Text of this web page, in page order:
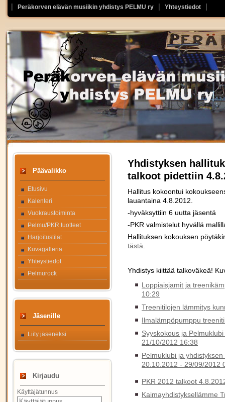
Peräkorven elävän musiikin yhdistys PELMU ry Yhteystiedot
Päävalikko
Etusivu
Kalenteri
Vuokraustoiminta
Pelmu/PKR tuotteet
Harjoitustilat
Kuvagalleria
Yhteystiedot
Pelmurock
Jäsenille
Liity jäseneksi
Kirjaudu
Käyttäjätunnus
Yhdistyksen
talkoot pidettiin
Hallitus kokoontui
lauantaina 4.8.2012.
-hyväksyttiin 6 uutta jäsentä
-PKR valmistelut hyvällä
Hallituksen kokouksen
tästä.
Yhdistys kiittää talkoväkeä!
Loppiaisjamit ja
10:29
Treenitilojen lämmitys
Ilmalämpöpumppu
Syyskokous ja
21/10/2012 16:38
Pelmuklubi ja
20.10.2012 - 29/09/2012
PKR 2012 talkoot
Kaimayhdistyksellämme